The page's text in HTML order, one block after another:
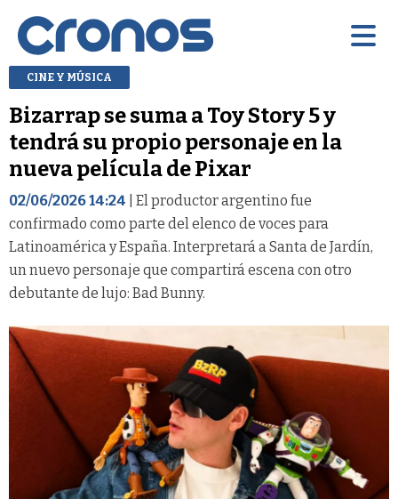
CINE Y MÚSICA
Bizarrap se suma a Toy Story 5 y
tendrá su propio personaje en la
nueva película de Pixar
02/06/2026 14:24 | El productor argentino fue
confirmado como parte del elenco de voces para
Latinoamérica y España. Interpretará a Santa de Jardín,
un nuevo personaje que compartirá escena con otro
debutante de lujo: Bad Bunny.